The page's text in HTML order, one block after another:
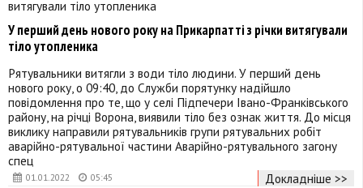
01.01.2022 05:45
У перший день нового року на Прикарпатті з річки витягували
тіло утопленика
Рятувальники витягли з води тіло людини. У перший день
нового року, о 09:40, до Служби порятунку надійшло
повідомлення про те, що у селі Підпечери Івано-Франківського
району, на річці Ворона, виявили тіло без ознак життя. До місця
виклику направили рятувальників групи рятувальних робіт
аварійно-рятувальної частини Аварійно-рятувального загону
спец
Докладніше >>